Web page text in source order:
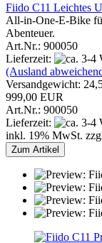
Fiido C11 Leichtes
All-in-One-E-Bike
Abenteuer.
Art.Nr.: 900050
Lieferzeit:
(Ausland
Versandgewicht:
999,00 EUR
Art.Nr.: 900050
Lieferzeit:
inkl. 19% MwSt.
Zum Artikel